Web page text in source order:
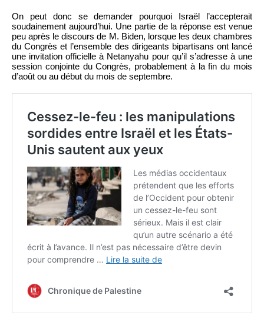
On peut donc se demander pourquoi Israël l’accepterait
soudainement aujourd’hui. Une partie de la réponse est venue
peu après le discours de M. Biden, lorsque les deux chambres
du Congrès et l’ensemble des dirigeants bipartisans ont lancé
une invitation officielle à Netanyahu pour qu’il s’adresse à une
session conjointe du Congrès, probablement à la fin du mois
d’août ou au début du mois de septembre.